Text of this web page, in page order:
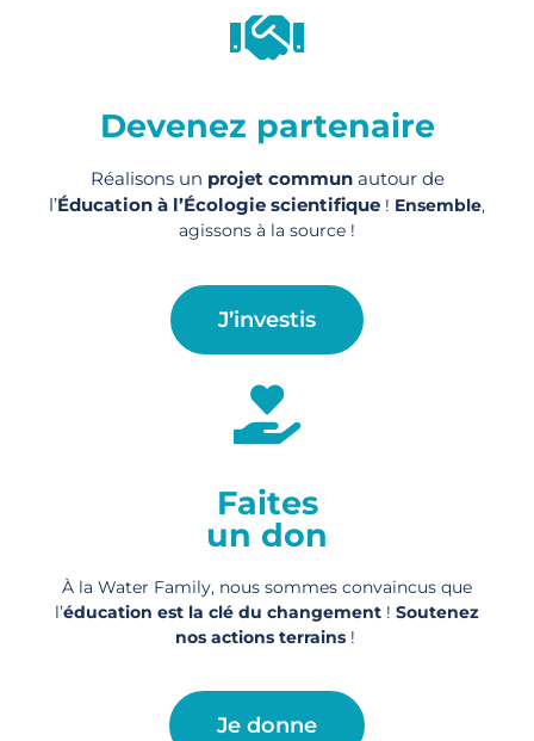
Devenez partenaire
Réalisons un projet communautour de
l’Éducation à l’Écologie scientifique ! Ensemble,
agissons à la source !
J’investis
Faites
un don
À la Water Family, nous sommes convaincus que
l’éducation est la clé du changement ! Soutenez
nos actions terrains!
Je donne